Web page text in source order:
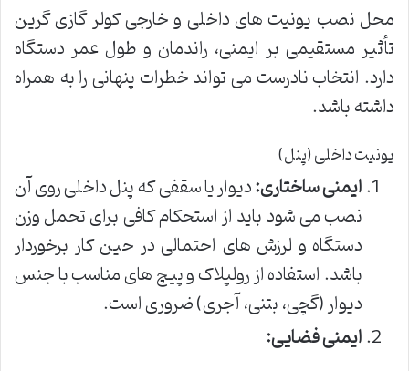
محل نصب یونیت های داخلی و خارجی کولر گازی گرین
تأثیر مستقیمی بر ایمنی، راندمان و طول عمر دستگاه
دارد. انتخاب نادرست می تواند خطرات پنهانی را به همراه
داشته باشد.
یونیت داخلی (پنل)
ایمنی ساختاری:دیوار یا سقفی که پنل داخلی روی آن
نصب می شود باید از استحکام کافی برای تحمل وزن
دستگاه و لرزش های احتمالی در حین کار برخوردار
باشد. استفاده از رولپلاک و پیچ های مناسب با جنس
دیوار (گچی، بتنی، آجری) ضروری است.
ایمنی فضایی: